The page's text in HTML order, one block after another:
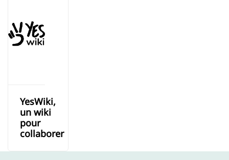
YesWiki,
un wiki
pour
collaborer